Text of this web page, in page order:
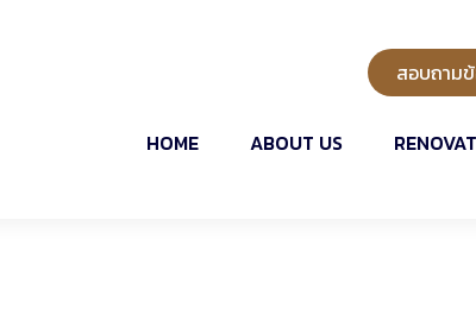
สอบถาม
HOME
ABOUT US